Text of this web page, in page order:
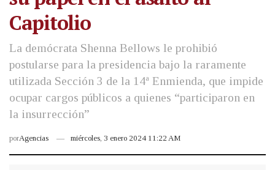
Capitolio
La demócrata Shenna Bellows le prohibió
postularse para la presidencia bajo la raramente
utilizada Sección 3 de la 14ª Enmienda, que impide
ocupar cargos públicos a quienes “participaron en
la insurrección”
porAgencias miércoles, 3 enero 2024 11:22 AM